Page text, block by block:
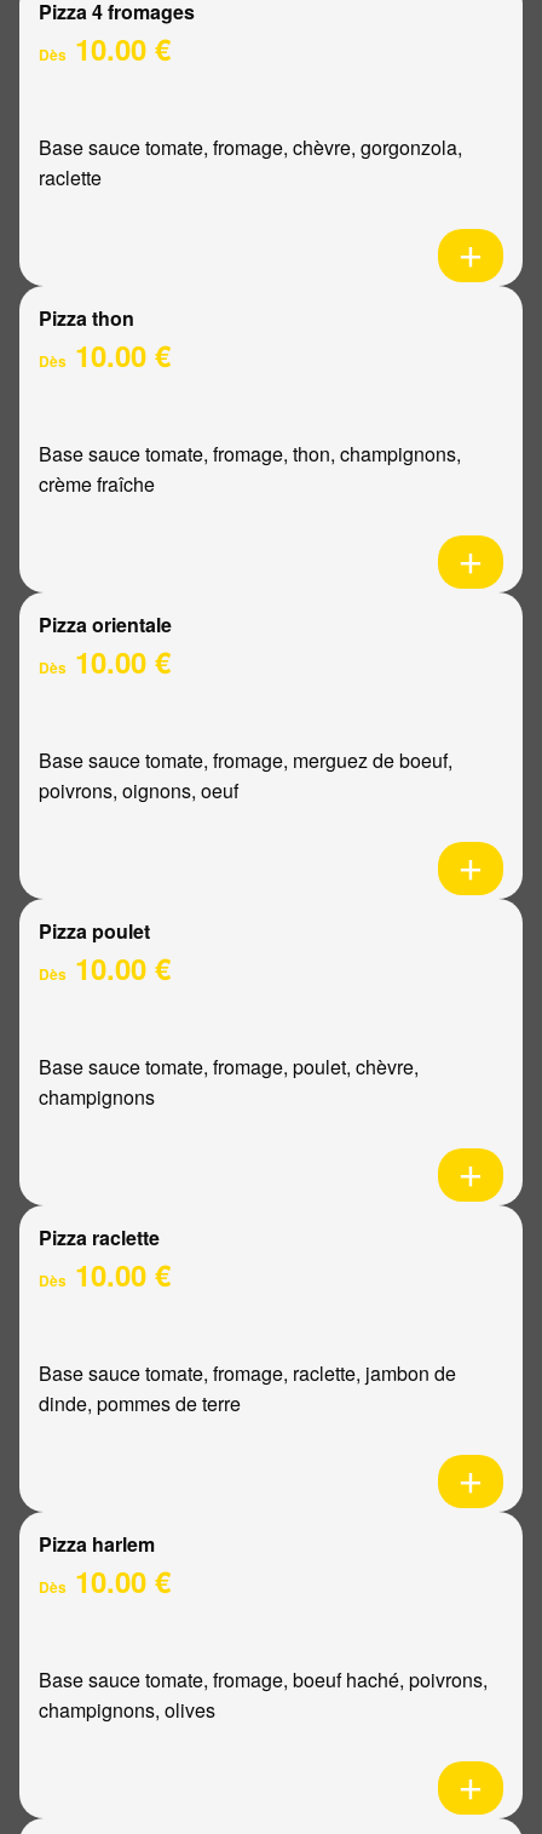
Pizza 4 fromages
Dès 10.00 €
Base sauce tomate, fromage, chèvre, gorgonzola,
raclette
Pizza thon
Dès 10.00 €
Base sauce tomate, fromage, thon, champignons,
crème fraîche
Pizza orientale
Dès 10.00 €
Base sauce tomate, fromage, merguez de boeuf,
poivrons, oignons, oeuf
Pizza poulet
Dès 10.00 €
Base sauce tomate, fromage, poulet, chèvre,
champignons
Pizza raclette
Dès 10.00 €
Base sauce tomate, fromage, raclette, jambon de
dinde, pommes de terre
Pizza harlem
Dès 10.00 €
Base sauce tomate, fromage, boeuf haché, poivrons,
champignons, olives